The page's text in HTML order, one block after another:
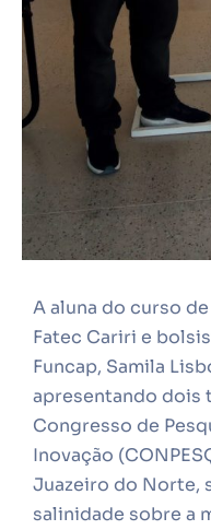
A aluna do curso
Fatec Cariri e
Funcap, Samila
apresentando dois
Congresso de
Inovação
Juazeiro do Norte,
salinidade sobre a